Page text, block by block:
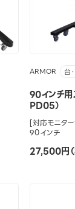
ARMOR 台
90インチ用
PD05）
[対応モニタ
90インチ
27,500円（